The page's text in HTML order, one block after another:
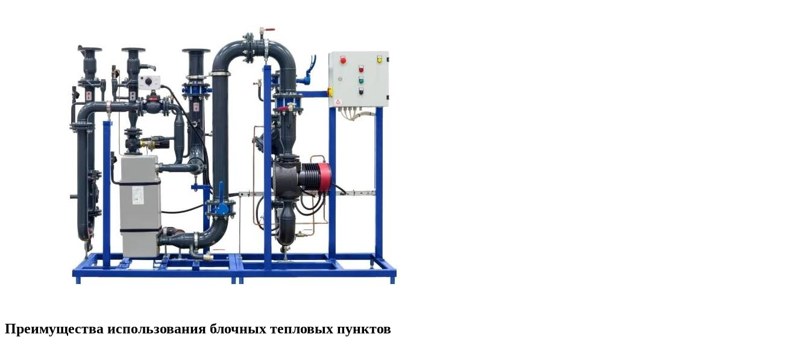
Преимущества использования блочных тепловых пунктов